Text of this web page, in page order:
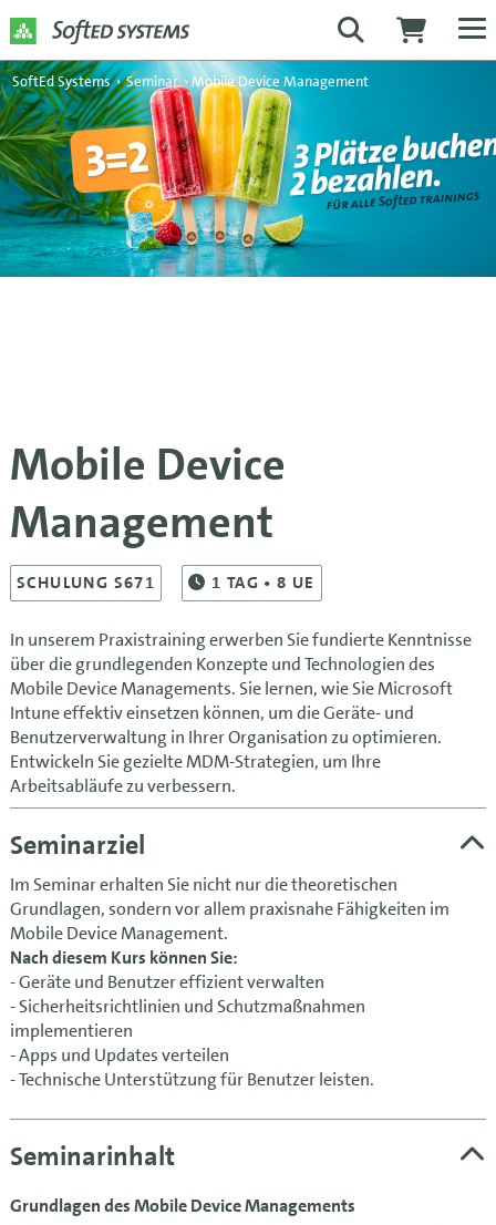
SoftEd Systems › Seminar › Mobile Device Management
Mobile Device
Management
SCHULUNG S671 1 TAG • 8 UE
In unserem Praxistraining erwerben Sie fundierte Kenntnisse
über die grundlegenden Konzepte und Technologien des
Mobile Device Managements. Sie lernen, wie Sie Microsoft
Intune effektiv einsetzen können, um die Geräte- und
Benutzerverwaltung in Ihrer Organisation zu optimieren.
Entwickeln Sie gezielte MDM-Strategien, um Ihre
Arbeitsabläufe zu verbessern.
Seminarziel
Im Seminar erhalten Sie nicht nur die theoretischen
Grundlagen, sondern vor allem praxisnahe Fähigkeiten im
Mobile Device Management.
Nach diesem Kurs können Sie:
- Geräte und Benutzer effizient verwalten
- Sicherheitsrichtlinien und Schutzmaßnahmen
implementieren
- Apps und Updates verteilen
- Technische Unterstützung für Benutzer leisten.
Seminarinhalt
Grundlagen des Mobile Device Managements